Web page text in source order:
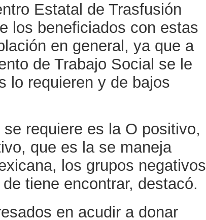
Estatal de Trasfusión
los beneficiados con estas
en general, ya que a
de Trabajo Social se le
lo requieren y de bajos
requiere es la O positivo,
que es la se maneja
los grupos negativos
tiene encontrar, destacó.
en acudir a donar